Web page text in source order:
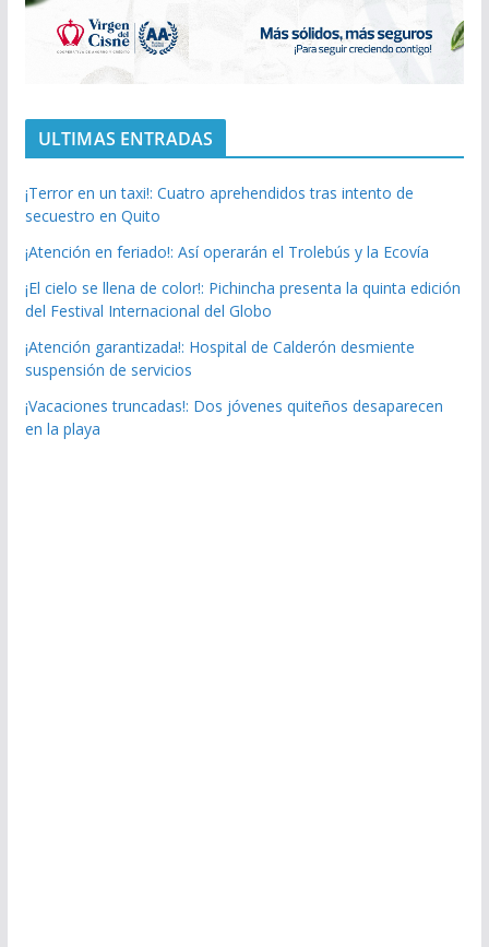
ULTIMAS ENTRADAS
¡Terror en un taxi!: Cuatro aprehendidos tras intento de
secuestro en Quito
¡Atención en feriado!: Así operarán el Trolebús y la Ecovía
¡El cielo se llena de color!: Pichincha presenta la quinta edición
del Festival Internacional del Globo
¡Atención garantizada!: Hospital de Calderón desmiente
suspensión de servicios
¡Vacaciones truncadas!: Dos jóvenes quiteños desaparecen
en la playa